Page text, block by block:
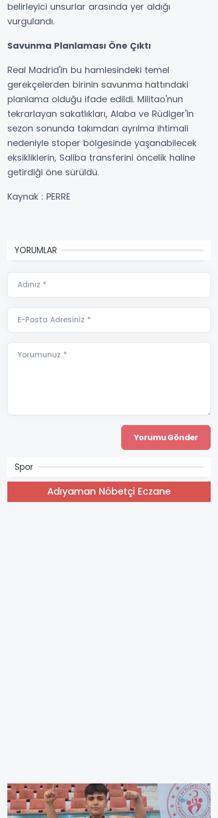
belirleyici unsurlar arasında yer aldığı
vurgulandı.
Savunma Planlaması Öne Çıktı
Real Madrid'in bu hamlesindeki temel
gerekçelerden birinin savunma hattındaki
planlama olduğu ifade edildi. Militao'nun
tekrarlayan sakatlıkları, Alaba ve Rüdiger'in
sezon sonunda takımdan ayrılma ihtimali
nedeniyle stoper bölgesinde yaşanabilecek
eksikliklerin, Saliba transferini öncelik haline
getirdiği öne sürüldü.
Kaynak : PERRE
YORUMLAR
Adınız *
E-Posta Adresiniz *
Yorumunuz *
Spor
Adıyaman Nöbetçi Eczane